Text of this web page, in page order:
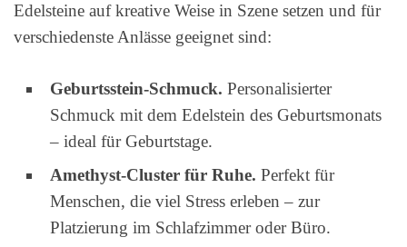
Edelsteine auf kreative Weise in Szene setzen und für
verschiedenste Anlässe geeignet sind:
Geburtsstein-Schmuck. Personalisierter
Schmuck mit dem Edelstein des Geburtsmonats
– ideal für Geburtstage.
Amethyst-Cluster für Ruhe. Perfekt für
Menschen, die viel Stress erleben – zur
Platzierung im Schlafzimmer oder Büro.